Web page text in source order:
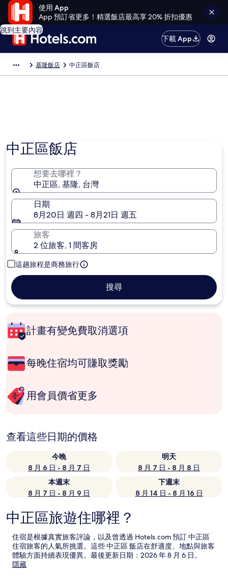
使用 App
App 預訂省更多！精選飯店最高享 20% 折扣優惠
跳到主要內容
下載 App
基隆飯店 中正區飯店
中正區飯店
想要去哪裡？
中正區, 基隆, 台灣
日期
8月20日 週四 - 8月21日 週五
旅客
2 位旅客, 1 間客房
這趟旅程是商務旅行
搜尋
計畫有變免費取消選項
每晚住宿均可賺取獎勵
用會員價省更多
查看這些日期的價格
今晚
8 月 6 日 - 8 月 7 日
明天
8 月 7 日 - 8 月 8 日
本週末
8 月 7 日 - 8 月 9 日
下週末
8 月 14 日 - 8 月 16 日
中正區旅遊住哪裡？
住宿是根據真實旅客評論，以及曾透過 Hotels.com 預訂 中正區
住宿旅客的人氣所挑選。這些 中正區 飯店在舒適度、地點與旅客
體驗方面持續表現優異。最後更新日期： 2026 年 8 月 6 日。
隱藏